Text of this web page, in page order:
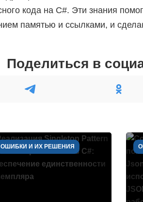
кода на C#. Эти знания
памятью и ссылками, и
Поделиться в
ОШИБКИ И ИХ РЕШЕНИЯ